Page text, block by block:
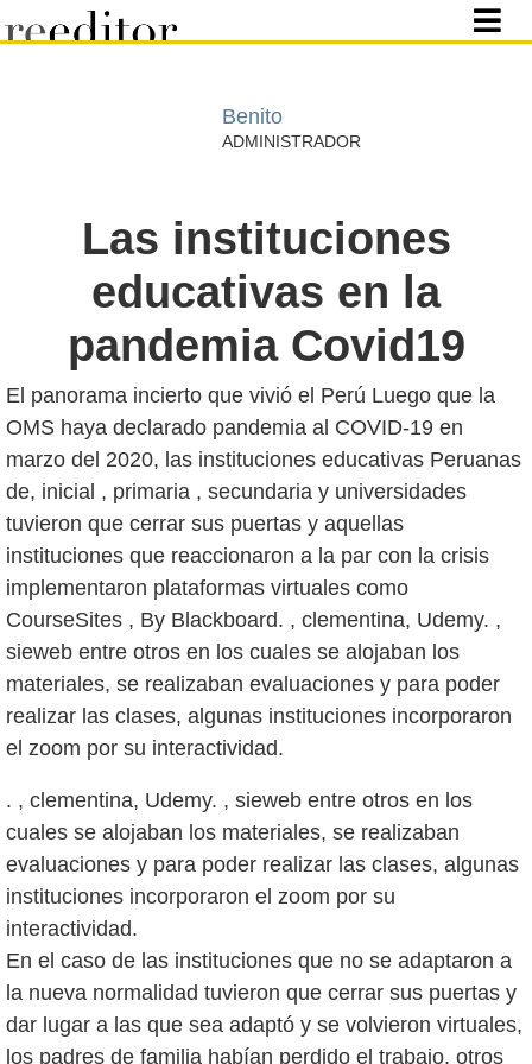
Benito
ADMINISTRADOR
Las instituciones
educativas en la
pandemia Covid19
El panorama incierto que vivió el Perú Luego que la
OMS haya declarado pandemia al COVID-19 en
marzo del 2020, las instituciones educativas Peruanas
de, inicial , primaria , secundaria y universidades
tuvieron que cerrar sus puertas y aquellas
instituciones que reaccionaron a la par con la crisis
implementaron plataformas virtuales como
CourseSites , By Blackboard. , clementina, Udemy. ,
sieweb entre otros en los cuales se alojaban los
materiales, se realizaban evaluaciones y para poder
realizar las clases, algunas instituciones incorporaron
. , clementina, Udemy. , sieweb entre otros en los
cuales se alojaban los materiales, se realizaban
evaluaciones y para poder realizar las clases, algunas
instituciones incorporaron el zoom por su
interactividad.
En el caso de las instituciones que no se adaptaron a
la nueva normalidad tuvieron que cerrar sus puertas y
dar lugar a las que sea adaptó y se volvieron virtuales,
los padres de familia habían perdido el trabajo, otros